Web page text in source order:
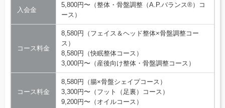
入会金
5,800円〜（整体・骨盤調整（A.P.バランス®）コ
ース）
コース料金
8,580円（フェイス＆ヘッド整体×骨盤調整コー
ス）
8,580円（快眠整体コース）
3,000円〜（産後向け整体・骨盤調整コース）
コース料金
8,580円（腸×骨盤シェイプコース）
3,300円〜（フット（足裏）コース）
9,200円〜（オイルコース）